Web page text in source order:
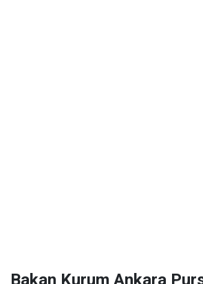
Bakan Kurum Ankara